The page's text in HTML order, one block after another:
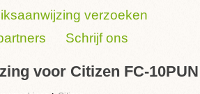
verzoeken
Schrijf ons
voor Citizen FC-10PUN